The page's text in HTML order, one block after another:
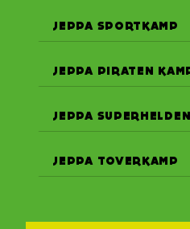
JEPPA SPORTKAMP
JEPPA PIRATEN
JEPPA
JEPPA TOVERKAMP